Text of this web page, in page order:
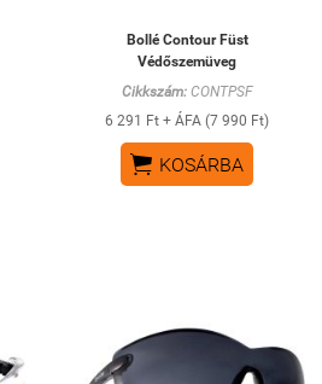
Bollé Contour Füst
Védőszemüveg
Cikkszám:CONTPSF
6 291 Ft + ÁFA (7 990 Ft)
 KOSÁRBA